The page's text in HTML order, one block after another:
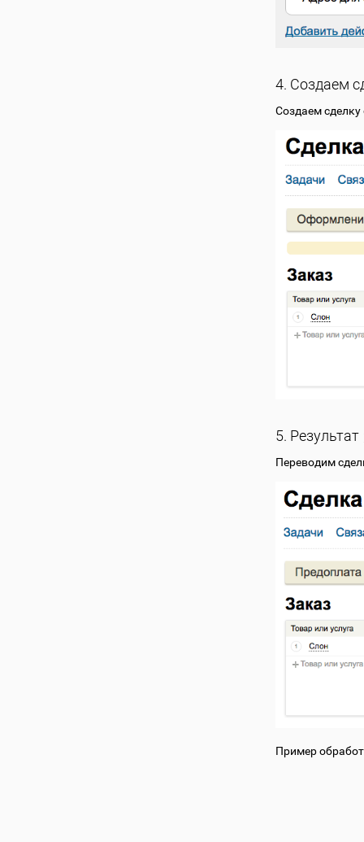
4. Создаем
Создаем сделку
5. Результат
Переводим
Пример